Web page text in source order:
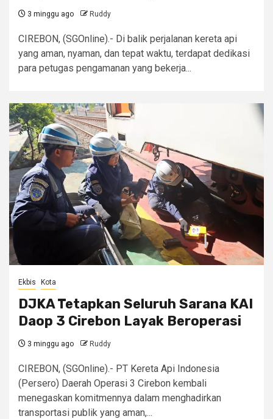
3 minggu ago Ruddy
CIREBON, (SGOnline).- Di balik perjalanan kereta api
yang aman, nyaman, dan tepat waktu, terdapat dedikasi
para petugas pengamanan yang bekerja...
Ekbis Kota
DJKA Tetapkan Seluruh Sarana KAI
Daop 3 Cirebon Layak Beroperasi
3 minggu ago Ruddy
CIREBON, (SGOnline).- PT Kereta Api Indonesia
(Persero) Daerah Operasi 3 Cirebon kembali
menegaskan komitmennya dalam menghadirkan
transportasi publik yang aman,...